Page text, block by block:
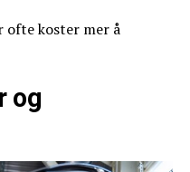
koster mer å
og